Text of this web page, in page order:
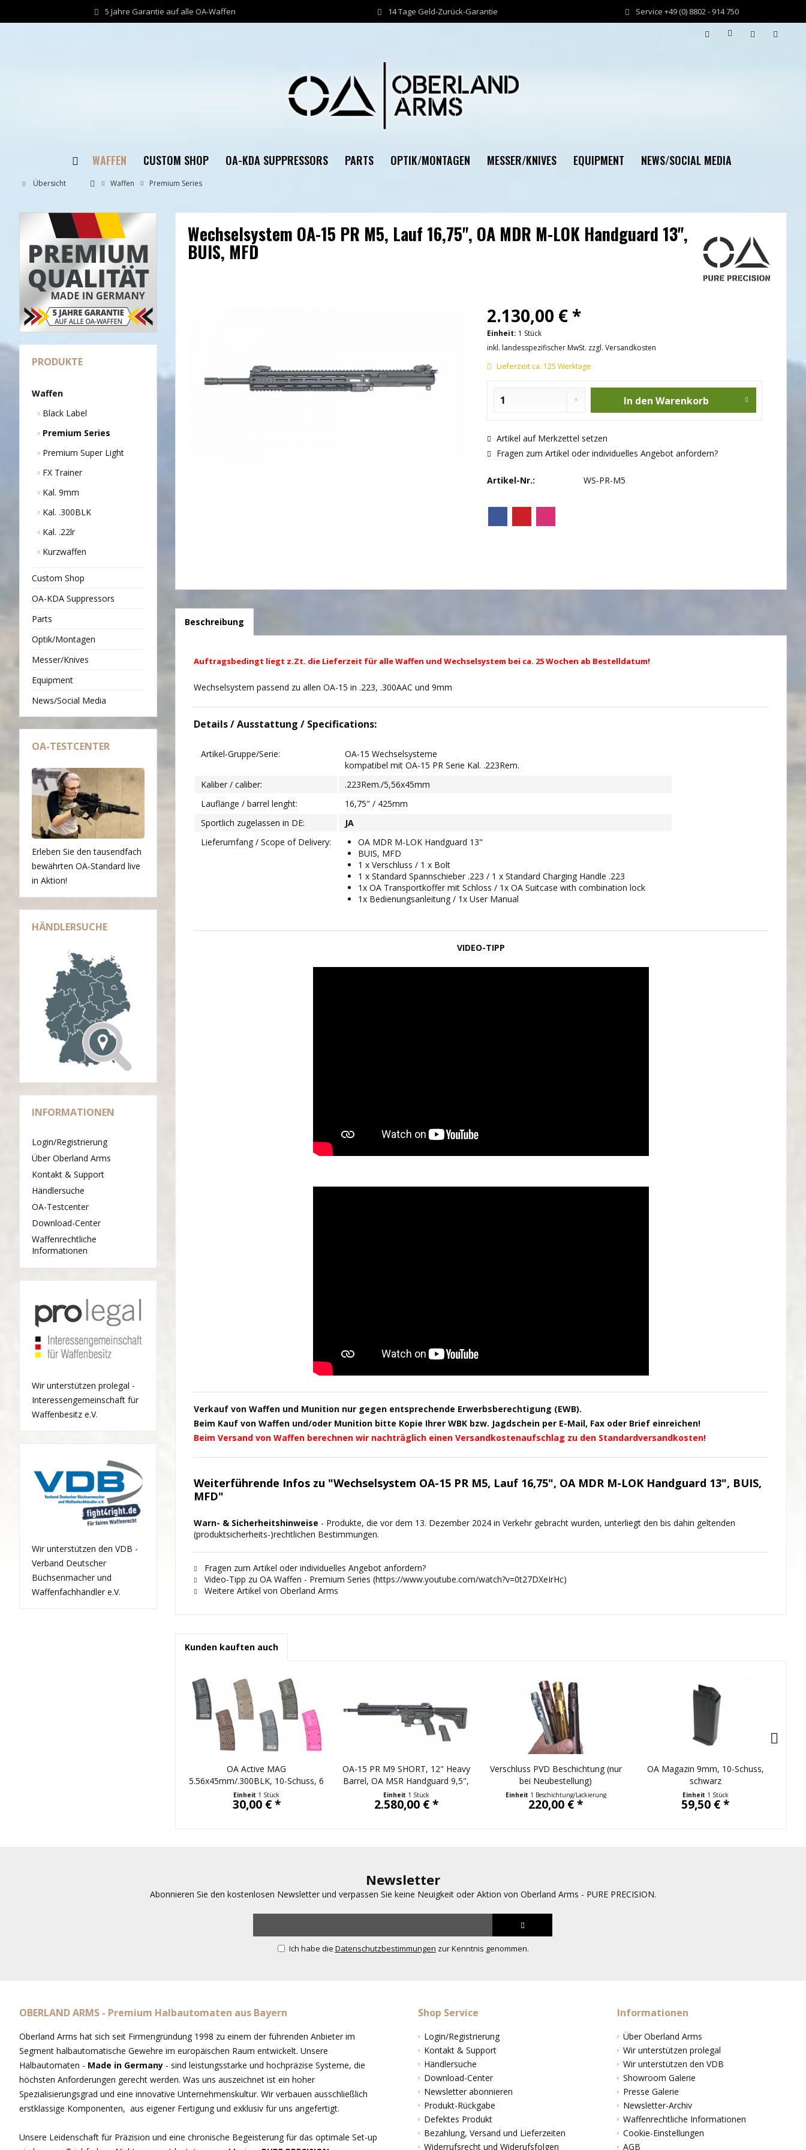
5 Jahre Garantie auf alle OA-Waffen 14 Tage Geld-Zurück-Garantie Service +49 (0) 8802 - 914 750
WAFFEN CUSTOM SHOP OA-KDA SUPPRESSORS PARTS OPTIK/MONTAGEN MESSER/KNIVES EQUIPMENT NEWS/SOCIAL MEDIA
Übersicht Waffen Premium Series
PRODUKTE
Waffen
Black Label
Premium Series
Premium Super Light
FX Trainer
Kal. 9mm
Kal. .300BLK
Kal. .22lr
Kurzwaffen
Custom Shop
OA-KDA Suppressors
Parts
Optik/Montagen
Messer/Knives
Equipment
News/Social Media
OA-TESTCENTER
Erleben Sie den tausendfach
bewährten OA-Standard live
in Aktion!
HÄNDLERSUCHE
INFORMATIONEN
Login/Registrierung
Über Oberland Arms
Kontakt & Support
Händlersuche
OA-Testcenter
Download-Center
Waffenrechtliche
Informationen
Wir unterstützen prolegal -
Interessengemeinschaft für
Waffenbesitz e.V.
Wir unterstützen den VDB -
Verband Deutscher
Büchsenmacher und
Waffenfachhändler e.V.
Wechselsystem OA-15 PR M5, Lauf 16,75", OA MDR M-LOK Handguard 13",
BUIS, MFD
2.130,00 € *
Einheit: 1 Stück
inkl. landesspezifischer MwSt. zzgl. Versandkosten
Lieferzeit ca. 125 Werktage
In den Warenkorb
Artikel auf Merkzettel setzen
Fragen zum Artikel oder individuelles Angebot anfordern?
Artikel-Nr.: WS-PR-M5
Beschreibung
Auftragsbedingt liegt z.Zt. die Lieferzeit für alle Waffen und Wechselsystem bei ca. 25 Wochen ab Bestelldatum!
Wechselsystem passend zu allen OA-15 in .223, .300AAC und 9mm
Details / Ausstattung / Specifications:
Artikel-Gruppe/Serie:
OA-15 Wechselsysteme
kompatibel mit OA-15 PR Serie Kal. .223Rem.
Kaliber / caliber:
.223Rem./5,56x45mm
Lauflänge / barrel lenght:
16,75" / 425mm
Sportlich zugelassen in DE:
JA
Lieferumfang / Scope of Delivery:
OA MDR M-LOK Handguard 13"
BUIS, MFD
1 x Verschluss / 1 x Bolt
1 x Standard Spannschieber .223 / 1 x Standard Charging Handle .223
1x OA Transportkoffer mit Schloss / 1x OA Suitcase with combination lock
1x Bedienungsanleitung / 1x User Manual
VIDEO-TIPP
Verkauf von Waffen und Munition nur gegen entsprechende Erwerbsberechtigung (EWB).
Beim Kauf von Waffen und/oder Munition bitte Kopie Ihrer WBK bzw. Jagdschein per E-Mail, Fax oder Brief einreichen!
Beim Versand von Waffen berechnen wir nachträglich einen Versandkostenaufschlag zu den Standardversandkosten!
Weiterführende Infos zu "Wechselsystem OA-15 PR M5, Lauf 16,75", OA MDR M-LOK Handguard 13", BUIS,
MFD"
Warn- & Sicherheitshinweise - Produkte, die vor dem 13. Dezember 2024 in Verkehr gebracht wurden, unterliegt den bis dahin geltenden
(produktsicherheits-)rechtlichen Bestimmungen.
Fragen zum Artikel oder individuelles Angebot anfordern?
Video-Tipp zu OA Waffen - Premium Series (https://www.youtube.com/watch?v=0t27DXeIrHc)
Weitere Artikel von Oberland Arms
Kunden kauften auch
OA Active MAG
5.56x45mm/.300BLK, 10-Schuss, 6
Farben
Einheit 1 Stück
30,00 € *
OA-15 PR M9 SHORT, 12" Heavy
Barrel, OA MSR Handguard 9,5",
beids. Sicherung, OA M4-Schaft,
BUIS ...
Einheit 1 Stück
2.580,00 € *
Verschluss PVD Beschichtung (nur
bei Neubestellung)
Einheit 1 Beschichtung/Lackierung
220,00 € *
OA Magazin 9mm, 10-Schuss,
schwarz
Einheit 1 Stück
59,50 € *
Newsletter
Abonnieren Sie den kostenlosen Newsletter und verpassen Sie keine Neuigkeit oder Aktion von Oberland Arms - PURE PRECISION.
Ich habe die Datenschutzbestimmungen zur Kenntnis genommen.
OBERLAND ARMS - Premium Halbautomaten aus Bayern
Oberland Arms hat sich seit Firmengründung 1998 zu einem der führenden Anbieter im
Segment halbautomatische Gewehre im europäischen Raum entwickelt. Unsere
Halbautomaten - Made in Germany - sind leistungsstarke und hochpräzise Systeme, die
höchsten Anforderungen gerecht werden. Was uns auszeichnet ist ein hoher
Spezialisierungsgrad und eine innovative Unternehmenskultur. Wir verbauen ausschließlich
erstklassige Komponenten, aus eigener Fertigung und exklusiv für uns angefertigt.
Unsere Leidenschaft für Präzision und eine chronische Begeisterung für das optimale Set-up
Shop Service
Login/Registrierung
Kontakt & Support
Händlersuche
Download-Center
Newsletter abonnieren
Produkt-Rückgabe
Defektes Produkt
Bezahlung, Versand und Lieferzeiten
Widerrufsrecht und Widerufsfolgen
Informationen
Über Oberland Arms
Wir unterstützen prolegal
Wir unterstützen den VDB
Showroom Galerie
Presse Galerie
Newsletter-Archiv
Waffenrechtliche Informationen
Cookie-Einstellungen
AGB